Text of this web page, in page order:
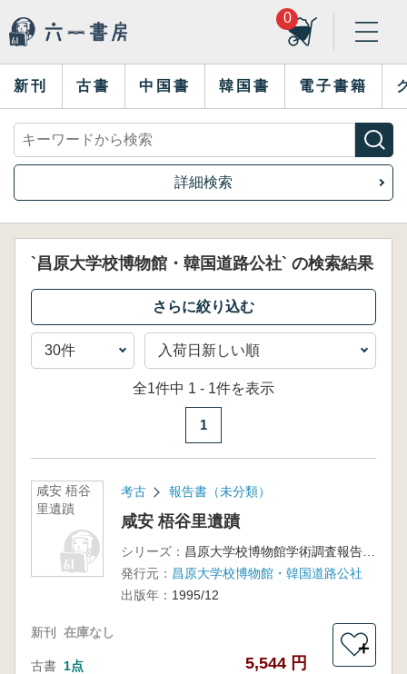
0
新刊 古書 中国書 韓国書 電子書籍
詳細検索
`昌原大学校博物館・韓国道路公社` の検索結果
全1件中 1 - 1件を表示
1
咸安 梧谷
里遺蹟
考古 報告書（未分類）
咸安 梧谷里遺蹟
シリーズ：
昌原大学校博物館学術調査報告第9冊
発行元： 昌原大学校博物館・韓国道路公社
出版年： 1995/12
新刊 在庫なし
古書 1点 5,544 円
＋